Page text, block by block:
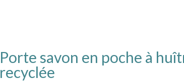
Porte savon en poche à
recyclée